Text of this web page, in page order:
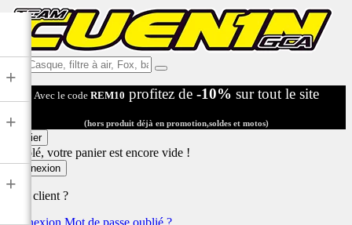
Ex:
Casque,
filtre
air,
Fox,
...
Avec le code REM10 profitez de -10% sur tout le site
(hors produit déjà en promotion,soldes et motos)
Panier
Désolé, votre panier est encore vide !
Connexion
Déjà client ?
Connexion Mot de passe oublié ?
+
+
+